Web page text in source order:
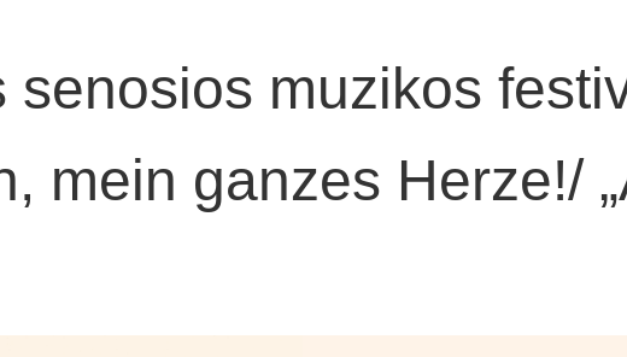
muzikos
mein ganzes Herze!/